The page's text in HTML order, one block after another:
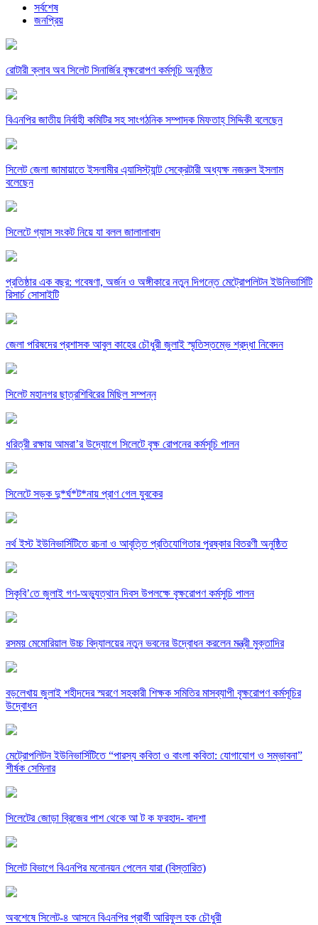
সর্বশেষ
জনপ্রিয়
রোটারী ক্লাব অব সিলেট সিনার্জির বৃক্ষরোপণ কর্মসূচি অনুষ্ঠিত
বিএনপির জাতীয় নির্বাহী কমিটির সহ সাংগঠনিক সম্পাদক মিফতাহ্ সিদ্দিকী বলেছেন
সিলেট জেলা জামায়াতে ইসলামীর এ্যাসিস্ট্যান্ট সেক্রেটারী অধ্যক্ষ নজরুল ইসলাম
বলেছেন
সিলেটে গ্যাস সংকট নিয়ে যা বলল জালালাবাদ
প্রতিষ্ঠার এক বছর: গবেষণা, অর্জন ও অঙ্গীকারে নতুন দিগন্তে মেট্রোপলিটন ইউনিভার্সিটি
রিসার্চ সোসাইটি
জেলা পরিষদের প্রশাসক আবুল কাহের চৌধুরী জুলাই স্মৃতিস্তম্ভে শ্রদ্ধা নিবেদন
সিলেট মহানগর ছাত্রশিবিরের মিছিল সম্পন্ন
ধরিত্রী রক্ষায় আমরা’র উদ্যোগে সিলেটে বৃক্ষ রোপনের কর্মসূচি পালন
সিলেটে সড়ক দু*র্ঘ*ট*নায় প্রাণ গেল যুবকের
নর্থ ইস্ট ইউনিভার্সিটিতে রচনা ও আবৃত্তি প্রতিযোগিতার পুরষ্কার বিতরণী অনুষ্ঠিত
সিকৃবি’তে জুলাই গণ-অভ্যুত্থান দিবস উপলক্ষে বৃক্ষরোপণ কর্মসুচি পালন
রসময় মেমোরিয়াল উচ্চ বিদ্যালয়ের নতুন ভবনের উদ্বোধন করলেন মন্ত্রী মুক্তাদির
বড়লেখায় জুলাই শহীদদের স্মরণে সহকারী শিক্ষক সমিতির মাসব্যাপী বৃক্ষরোপণ কর্মসূচির
উদ্বোধন
মেট্রোপলিটন ইউনিভার্সিটিতে “পারস্য কবিতা ও বাংলা কবিতা: যোগাযোগ ও সম্ভাবনা”
শীর্ষক সেমিনার
সিলেটের জোড়া ব্রিজের পাশ থেকে আ ট ক ফরহাদ- বাদশা
সিলেট বিভাগে বিএনপির মনোনয়ন পেলেন যারা (বিস্তারিত)
অবশেষে সিলেট-৪ আসনে বিএনপির প্রার্থী আরিফুল হক চৌধুরী